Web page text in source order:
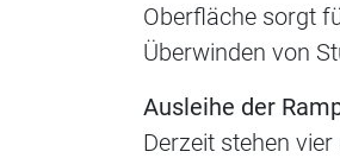
Oberfläche sorgt
Überwinden von
Ausleihe der
Derzeit stehen